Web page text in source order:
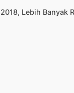
Lebih Banyak